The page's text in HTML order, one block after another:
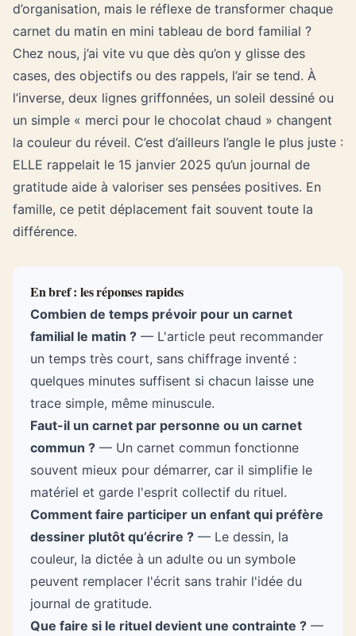
d’organisation, mais le réflexe de transformer chaque
carnet du matin en mini tableau de bord familial ?
Chez nous, j’ai vite vu que dès qu’on y glisse des
cases, des objectifs ou des rappels, l’air se tend. À
l’inverse, deux lignes griffonnées, un soleil dessiné ou
un simple « merci pour le chocolat chaud » changent
la couleur du réveil. C’est d’ailleurs l’angle le plus juste :
ELLE rappelait le 15 janvier 2025 qu’un journal de
gratitude aide à valoriser ses pensées positives. En
famille, ce petit déplacement fait souvent toute la
différence.
En bref : les réponses rapides
Combien de temps prévoir pour un carnet
familial le matin ? — L'article peut recommander
un temps très court, sans chiffrage inventé :
quelques minutes suffisent si chacun laisse une
trace simple, même minuscule.
Faut-il un carnet par personne ou un carnet
commun ? — Un carnet commun fonctionne
souvent mieux pour démarrer, car il simplifie le
matériel et garde l'esprit collectif du rituel.
Comment faire participer un enfant qui préfère
dessiner plutôt qu’écrire ? — Le dessin, la
couleur, la dictée à un adulte ou un symbole
peuvent remplacer l'écrit sans trahir l'idée du
journal de gratitude.
Que faire si le rituel devient une contrainte ? —